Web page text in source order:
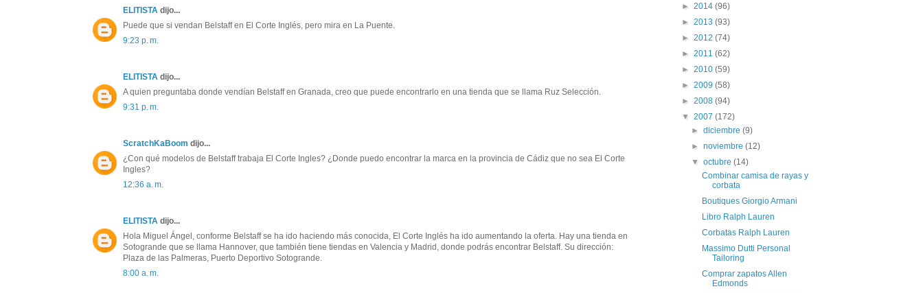
ELITISTA dijo...
Puede que si vendan Belstaff en El Corte Inglés, pero mira en La Puente.
9:23 p. m.
ELITISTA dijo...
A quien preguntaba donde vendían Belstaff en Granada, creo que puede encontrarlo en una tienda que se llama Ruz Selección.
9:31 p. m.
ScratchKaBoom dijo...
¿Con qué modelos de Belstaff trabaja El Corte Ingles? ¿Donde puedo encontrar la marca en la provincia de Cádiz que no sea El Corte
Ingles?
12:36 a. m.
ELITISTA dijo...
Hola Miguel Ángel, conforme Belstaff se ha ido haciendo más conocida, El Corte Inglés ha ido aumentando la oferta. Hay una tienda en
Sotogrande que se llama Hannover, que también tiene tiendas en Valencia y Madrid, donde podrás encontrar Belstaff. Su dirección:
Plaza de las Palmeras, Puerto Deportivo Sotogrande.
8:00 a. m.
► 2014 (96)
► 2013 (93)
► 2012 (74)
► 2011 (62)
► 2010 (59)
► 2009 (58)
► 2008 (94)
▼ 2007 (172)
►diciembre(9)
►noviembre(12)
▼octubre(14)
Combinar camisa de rayas y
corbata
Boutiques Giorgio Armani
Libro Ralph Lauren
Corbatas Ralph Lauren
Massimo Dutti Personal
Tailoring
Comprar zapatos Allen
Edmonds